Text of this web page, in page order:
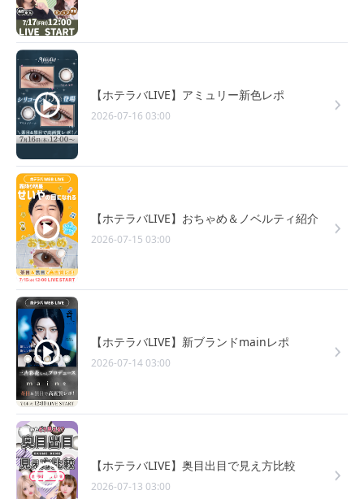
【ホテラバLIVE】アミュリー新色レポ
2026-07-16 03:00
【ホテラバLIVE】おちゃめ＆ノベルティ紹介
2026-07-15 03:00
【ホテラバLIVE】新ブランドmainレポ
2026-07-14 03:00
【ホテラバLIVE】奥目出目で見え方比較
2026-07-13 03:00